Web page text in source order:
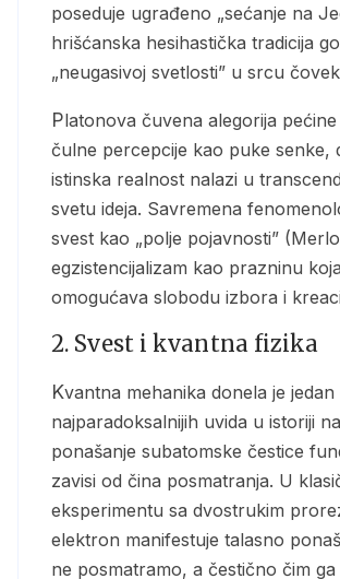
poseduje ugrađeno „sećanje na
hrišćanska hesihastička tradicija
„neugasivoj svetlosti” u srcu
Platonova čuvena alegorija pećine prikazuje
čulne percepcije kao puke senke,
istinska realnost nalazi u
svetu ideja. Savremena
svest kao „polje pojavnosti”
egzistencijalizam kao prazninu koja
omogućava slobodu izbora i
2. Svest i kvantna fizika
Kvantna mehanika donela je jedan od
najparadoksalnijih uvida u istoriji
ponašanje subatomske čestice
zavisi od čina posmatranja. U
eksperimentu sa dvostrukim
elektron manifestuje talasno
ne posmatramo, a čestično čim ga